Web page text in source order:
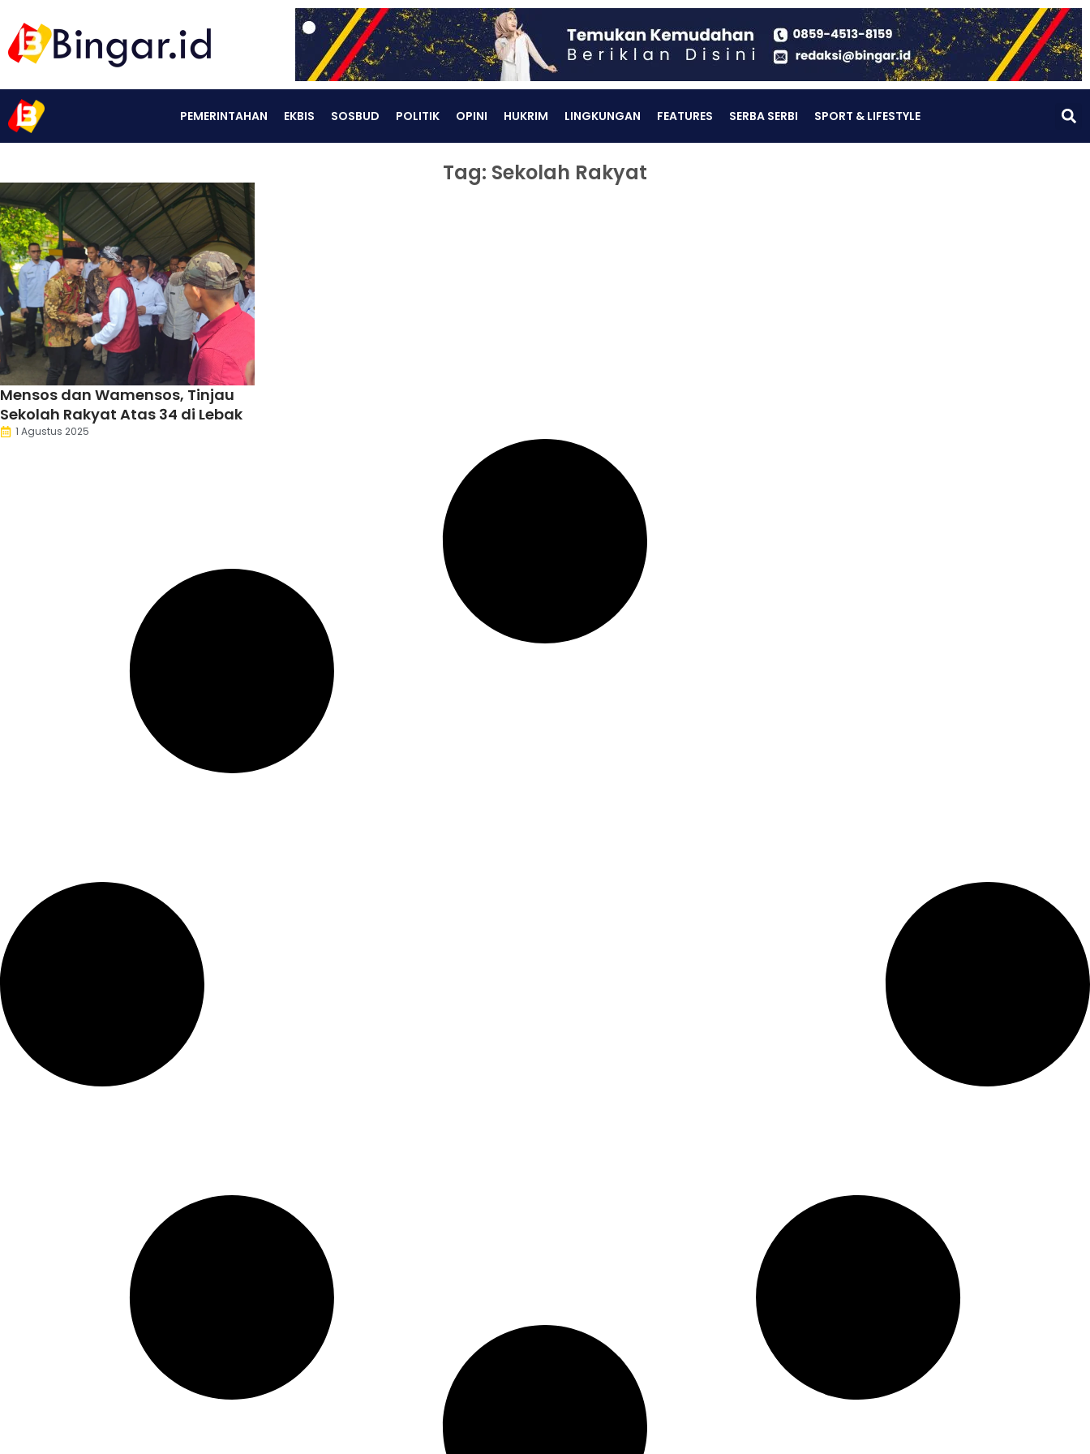
PEMERINTAHAN EKBIS SOSBUD POLITIK OPINI HUKRIM LINGKUNGAN FEATURES SERBA SERBI SPORT & LIFESTYLE
Tag: Sekolah Rakyat
Mensos dan Wamensos, Tinjau
Sekolah Rakyat Atas 34 di Lebak
1 Agustus 2025